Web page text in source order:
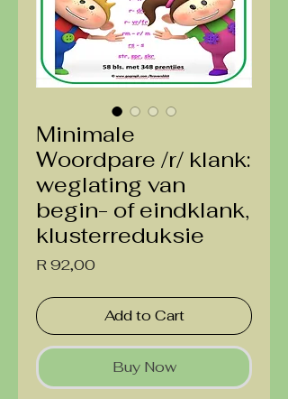
Minimale
Woordpare /r/ klank:
weglating van
begin- of eindklank,
klusterreduksie
R 92,00
Add to Cart
Buy Now